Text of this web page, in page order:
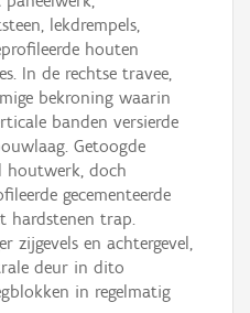
lekdrempels,
houten
In de rechtse travee,
bekroning waarin
banden versierde
Getoogde
houtwerk, doch
gecementeerde
hardstenen trap.
zijgevels en achtergevel,
deur in dito
in regelmatig